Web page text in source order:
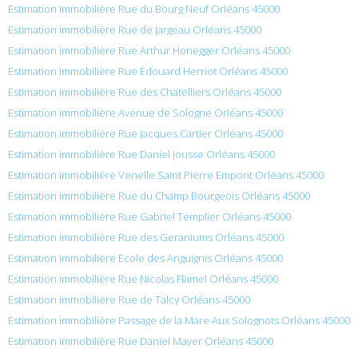
Estimation immobilière Rue du Bourg Neuf Orléans 45000
Estimation immobilière Rue de Jargeau Orléans 45000
Estimation immobilière Rue Arthur Honegger Orléans 45000
Estimation immobilière Rue Édouard Herriot Orléans 45000
Estimation immobilière Rue des Chatelliers Orléans 45000
Estimation immobilière Avenue de Sologne Orléans 45000
Estimation immobilière Rue Jacques Cartier Orléans 45000
Estimation immobilière Rue Daniel Jousse Orléans 45000
Estimation immobilière Venelle Saint Pierre Empont Orléans 45000
Estimation immobilière Rue du Champ Bourgeois Orléans 45000
Estimation immobilière Rue Gabriel Templier Orléans 45000
Estimation immobilière Rue des Geraniums Orléans 45000
Estimation immobilière Ecole des Anguignis Orléans 45000
Estimation immobilière Rue Nicolas Flamel Orléans 45000
Estimation immobilière Rue de Talcy Orléans 45000
Estimation immobilière Passage de la Mare Aux Solognots Orléans 45000
Estimation immobilière Rue Daniel Mayer Orléans 45000